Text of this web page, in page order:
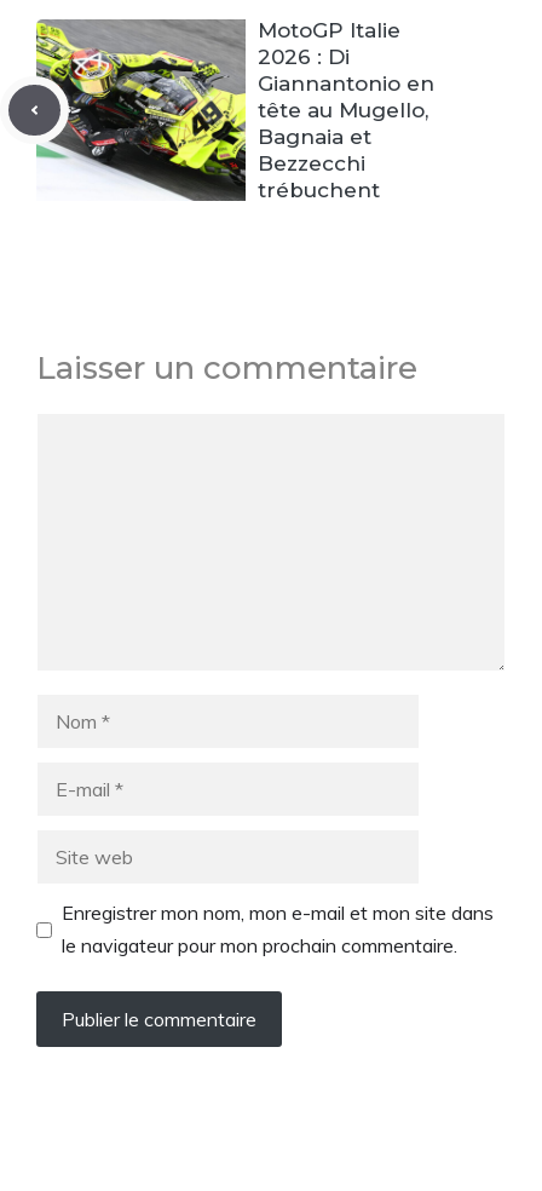
MotoGP Italie
2026 : Di
Giannantonio en
tête au Mugello,
Bagnaia et
Bezzecchi
trébuchent
Laisser un commentaire
Enregistrer mon nom, mon e-mail et mon site dans
le navigateur pour mon prochain commentaire.